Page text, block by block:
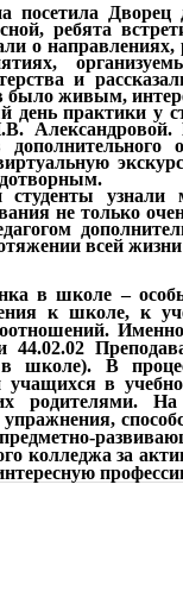
посетила
ребята
о
и
было живым,
день практики у
узнали
не только
всей жизни
в школе –
к школе, к
44.02.02
школе). В
учащихся в
родителями.
колледжа за